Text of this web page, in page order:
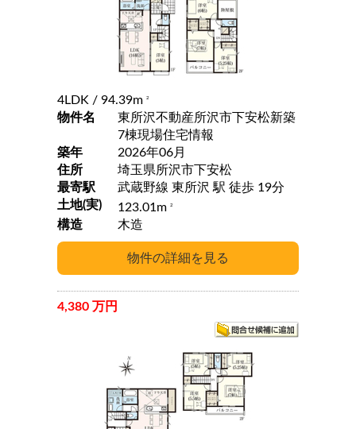
4LDK / 94.39m 2
物件名
東所沢不動産所沢市下安松新築
7棟現場住宅情報
築年
2026年06月
住所
埼玉県所沢市下安松
最寄駅
武蔵野線 東所沢 駅 徒歩 19分
土地(実)
123.01m 2
構造 木造
4,380 万円